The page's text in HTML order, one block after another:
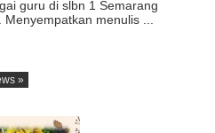
guru di slbn 1 Semarang
menulis ...
»